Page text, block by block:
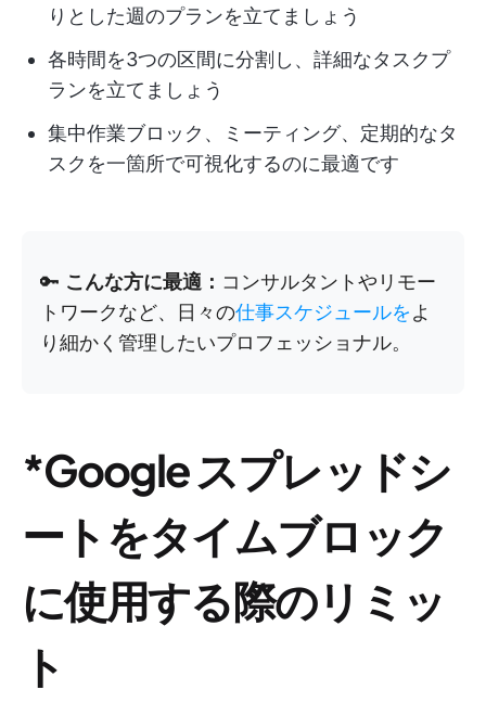
りとした週のプランを立てましょう
各時間を3つの区間に分割し、詳細なタスクプ
ランを立てましょう
集中作業ブロック、ミーティング、定期的なタ
スクを一箇所で可視化するのに最適です
🔑 こんな方に最適： コンサルタントやリモー
トワークなど、日々の仕事スケジュールをよ
り細かく管理したいプロフェッショナル。
*Google スプレッドシ
ートをタイムブロック
に使用する際のリミッ
ト